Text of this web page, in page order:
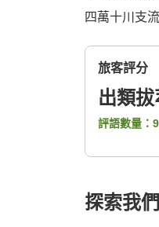
四萬十川支
旅客評分
出類拔
評語數量： 9
探索我